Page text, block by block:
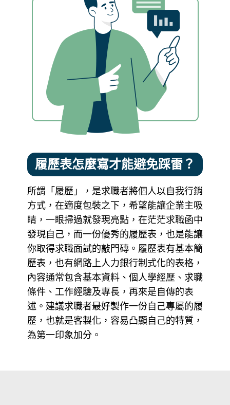
履歷表怎麼寫才能避免踩雷？
所謂「履歷」，是求職者將個人以自我行銷
方式，在適度包裝之下，希望能讓企業主吸
睛，一眼掃過就發現亮點，在茫茫求職函中
發現自己，而一份優秀的履歷表，也是能讓
你取得求職面試的敲門磚。履歷表有基本簡
歷表，也有網路上人力銀行制式化的表格，
內容通常包含基本資料、個人學經歷、求職
條件、工作經驗及專長，再來是自傳的表
述。建議求職者最好製作一份自己專屬的履
歷，也就是客製化，容易凸顯自己的特質，
為第一印象加分。